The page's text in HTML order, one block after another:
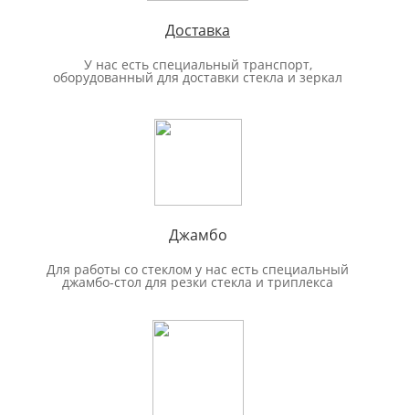
Доставка
У нас есть специальный транспорт,
оборудованный для доставки стекла и зеркал
Джамбо
Для работы со стеклом у нас есть специальный
джамбо-стол для резки стекла и триплекса